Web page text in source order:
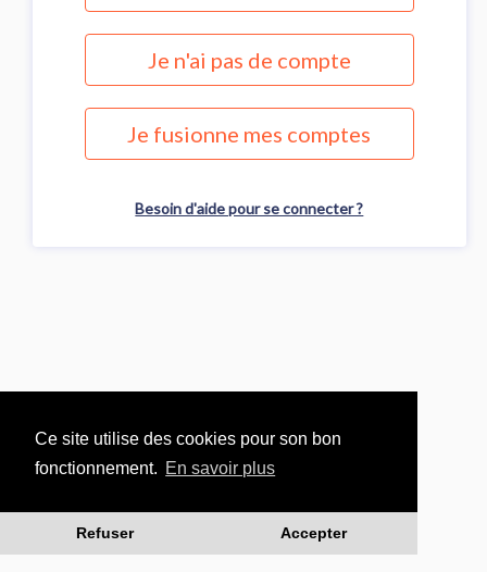
Ce site utilise des cookies pour son bon
fonctionnement. En savoir plus
Refuser Accepter
Je n'ai pas de compte
Je fusionne mes comptes
Besoin d'aide pour se connecter ?